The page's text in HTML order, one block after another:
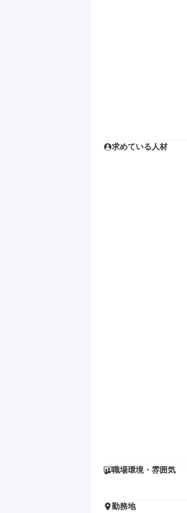
求めている人材
職場環境・雰囲気
勤務地